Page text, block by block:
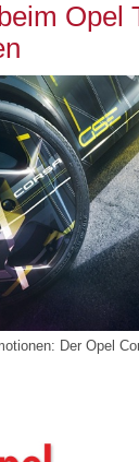
Opel
Der Opel